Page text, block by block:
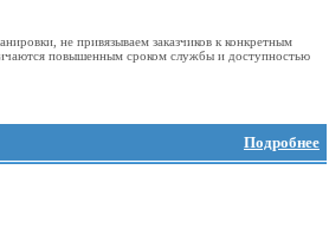
не привязываем заказчиков к конкретным
повышенным сроком службы и доступностью
Подробнее